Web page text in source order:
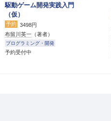
駆動ゲーム開発実践入門
（仮）
予約 3498円
布留川英一 （著者）
プログラミング・開発
予約受付中